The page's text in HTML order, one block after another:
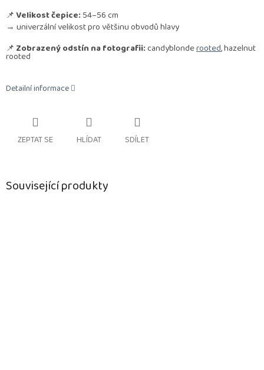
📌Velikost čepice: 54–56 cm
→ univerzální velikost pro většinu obvodů hlavy
📌 Zobrazený odstín na fotografii:candyblonderooted, hazelnut
rooted
Detailní informace
ZEPTAT SE HLÍDAT SDÍLET
Související produkty